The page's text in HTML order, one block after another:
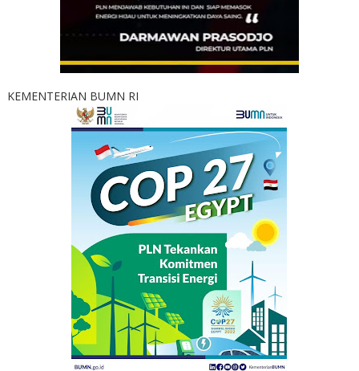
KEMENTERIAN BUMN RI